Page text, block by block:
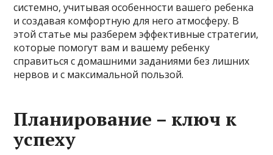
системно, учитывая особенности вашего ребенка
и создавая комфортную для него атмосферу. В
этой статье мы разберем эффективные стратегии,
которые помогут вам и вашему ребенку
справиться с домашними заданиями без лишних
нервов и с максимальной пользой.
Планирование – ключ к
успеху